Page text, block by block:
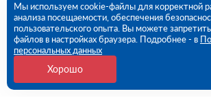
Мы используем cookie-файлы для корректной
анализа посещаемости, обеспечения
пользовательского опыта. Вы можете
файлов в настройках браузера. Подробнее - в
персональных данных
Хорошо